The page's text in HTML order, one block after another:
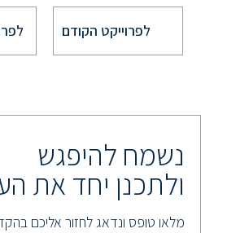
לפרוייקט הקודם
נשמח להיפגש
ולתכנן יחד את
מלאו טופס ונדאג לחזור אליכם